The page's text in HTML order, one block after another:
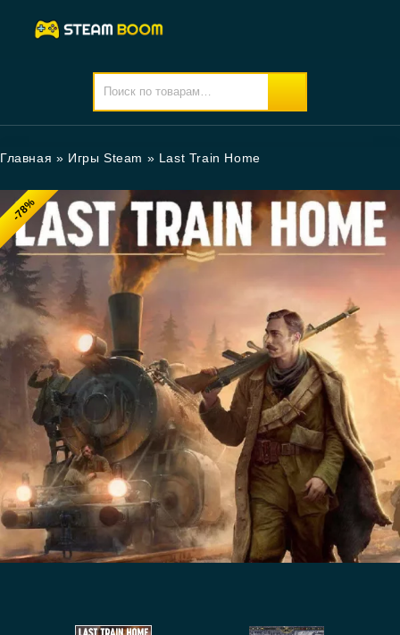
Главная » Игры Steam » Last Train Home
-78%